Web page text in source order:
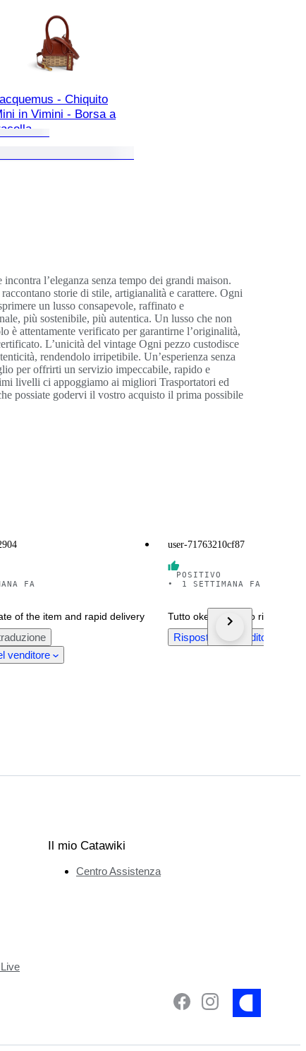
- Chiquito
in Vimini - Borsa a
l’eleganza senza tempo dei grandi maison.
storie di stile, artigianalità e carattere. Ogni
un lusso consapevole, raffinato e
più sostenibile, più autentica. Un lusso che non
è attentamente verificato per garantirne l’originalità,
L’unicità del vintage Ogni pezzo custodisce
rendendolo irripetibile. Un’esperienza senza
per offrirti un servizio impeccabile, rapido e
livelli ci appoggiamo ai migliori Trasportatori ed
possiate godervi il vostro acquisto il prima possibile
FA
of the item and rapid delivery
venditore
user-71763210cf87
POSITIVO
•
1 SETTIMANA FA
Tutto okey , articolo ricevuto ,
Risposta del venditore
Il mio Catawiki
Centro Assistenza